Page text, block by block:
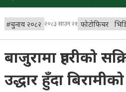
#चुनाव २०८२ २०८३ साउन २१ फोटोफिचर
बाजुरामा प्रहरीको
उद्धार हुँदा